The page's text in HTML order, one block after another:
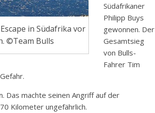
in Südafrika vor
©Team Bulls
Südafrikaner
Philipp Buys
gewonnen. Der
Gesamtsieg
von Bulls-
Fahrer Tim
Das machte seinen Angriff auf der
Kilometer ungefährlich.